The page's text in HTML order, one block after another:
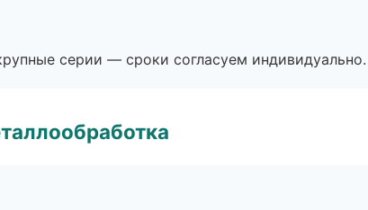
серии — сроки согласуем индивидуально.